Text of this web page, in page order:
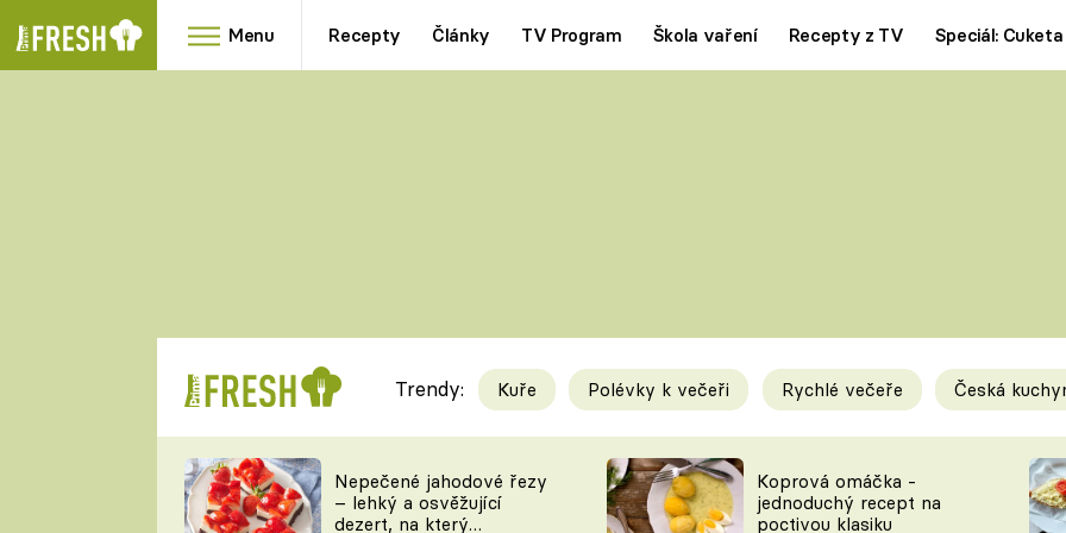
Menu Recepty Články TV Program Škola vaření Recepty z TV Speciál: Cuketa
RYCHLOVKY
Videorecepty
TEĎ VAŘÍ ŠÉF!
Tipy a triky
KAM ZA JÍDLEM
Trendy: Kuře Polévky k večeři Rychlé večeře Česká
Nepečené jahodové řezy
– lehký a osvěžující
dezert, na který
Koprová omáčka -
jednoduchý recept na
poctivou klasiku